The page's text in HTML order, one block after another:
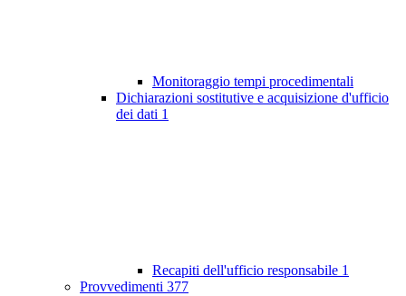
Monitoraggio tempi procedimentali
Dichiarazioni sostitutive e acquisizione d'ufficio
dei dati 1
Recapiti dell'ufficio responsabile 1
Provvedimenti 377